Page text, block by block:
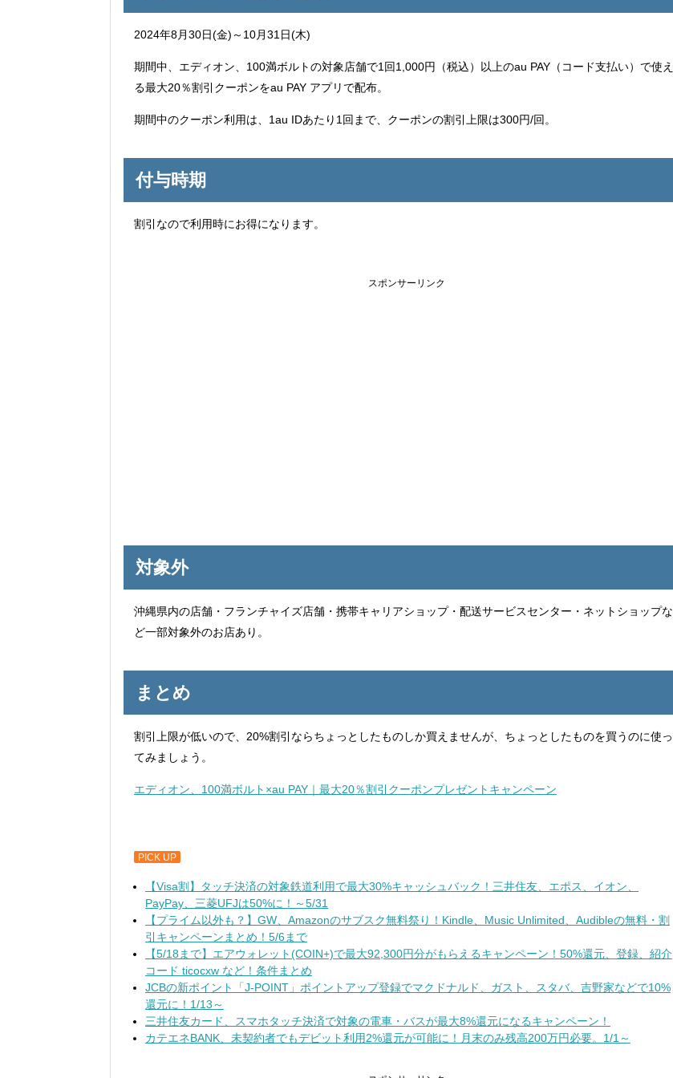
2024年8月30日(金)～10月31日(木)
期間中、エディオン、100満ボルトの対象店舗で1回1,000円（税込）以上のau PAY（コード支払い）で使え
る最大20％割引クーポンをau PAY アプリで配布。
期間中のクーポン利用は、1au IDあたり1回まで、クーポンの割引上限は300円/回。
付与時期
割引なので利用時にお得になります。
スポンサーリンク
対象外
沖縄県内の店舗・フランチャイズ店舗・携帯キャリアショップ・配送サービスセンター・ネットショップな
ど一部対象外のお店あり。
まとめ
割引上限が低いので、20%割引ならちょっとしたものしか買えませんが、ちょっとしたものを買うのに使っ
てみましょう。
エディオン、100満ボルト×au PAY｜最大20％割引クーポンプレゼントキャンペーン
PICK UP
【Visa割】タッチ決済の対象鉄道利用で最大30%キャッシュバック！三井住友、エポス、イオン、
PayPay、三菱UFJは50%に！～5/31
【プライム以外も？】GW、Amazonのサブスク無料祭り！Kindle、Music Unlimited、Audibleの無料・割
引キャンペーンまとめ！5/6まで
【5/18まで】エアウォレット(COIN+)で最大92,300円分がもらえるキャンペーン！50%還元、登録、紹介
コード ticocxw など！条件まとめ
JCBの新ポイント「J-POINT」ポイントアップ登録でマクドナルド、ガスト、スタバ、吉野家などで10%
還元に！1/13～
三井住友カード、スマホタッチ決済で対象の電車・バスが最大8%還元になるキャンペーン！
カテエネBANK、未契約者でもデビット利用2%還元が可能に！月末のみ残高200万円必要。1/1～